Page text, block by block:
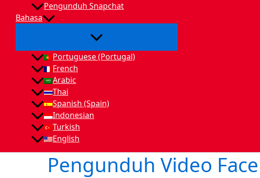
Pengunduh Snapchat
Bahasa
Portuguese (Portugal)
French
Arabic
Thai
Spanish (Spain)
Indonesian
Turkish
English
Pengunduh Video